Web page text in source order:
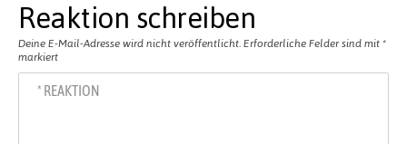
Reaktion schreiben
Deine E-Mail-Adresse wird nicht veröffentlicht. Erforderliche Felder sind mit *
markiert